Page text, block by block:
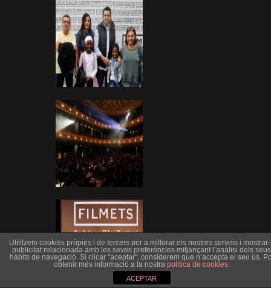
Utilitzem cookies pròpies i de tercers per a millorar els nostres serveis i
publicitat relacionada amb les seves preferències mitjançant l’anàlisi dels seus
hàbits de navegació. Si clicar "aceptar", considerem que n’accepta el seu ús.
obtenir més informació a la nostra política de cookies.
ACEPTAR